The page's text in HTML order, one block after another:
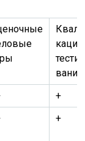
вание
+
+